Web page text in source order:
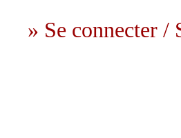
» Se connecter /